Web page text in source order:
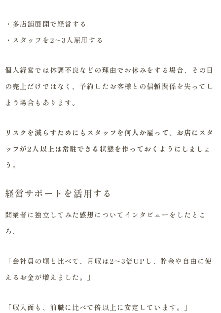
・多店舗展開で経営する
・スタッフを2～3人雇用する
個人経営では体調不良などの理由でお休みをする場合、その日
の売上だけではなく、予約したお客様との信頼関係を失ってし
まう場合もあります。
リスクを減らすためにもスタッフを何人か雇って、お店にスタ
ッフが2人以上は常駐できる状態を作っておくようにしましょ
う。
経営サポートを活用する
開業者に独立してみた感想についてインタビューをしたとこ
ろ、
「会社員の頃と比べて、月収は2～3倍UPし、貯金や自由に使
えるお金が増えました。」
「収入面も、前職に比べて倍以上に安定しています。」